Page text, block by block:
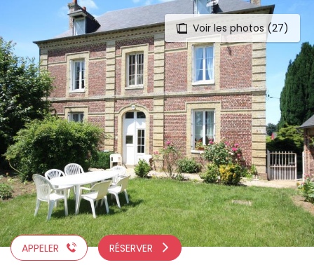
au
contenu
principal
Voir les photos (27)
APPELER RÉSERVER